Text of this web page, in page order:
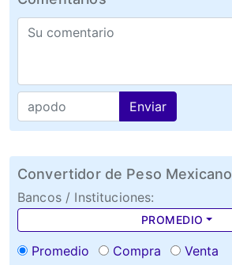
Enviar
Convertidor de Peso Mexicano
Bancos / Instituciones:
PROMEDIO
Promedio Compra Venta